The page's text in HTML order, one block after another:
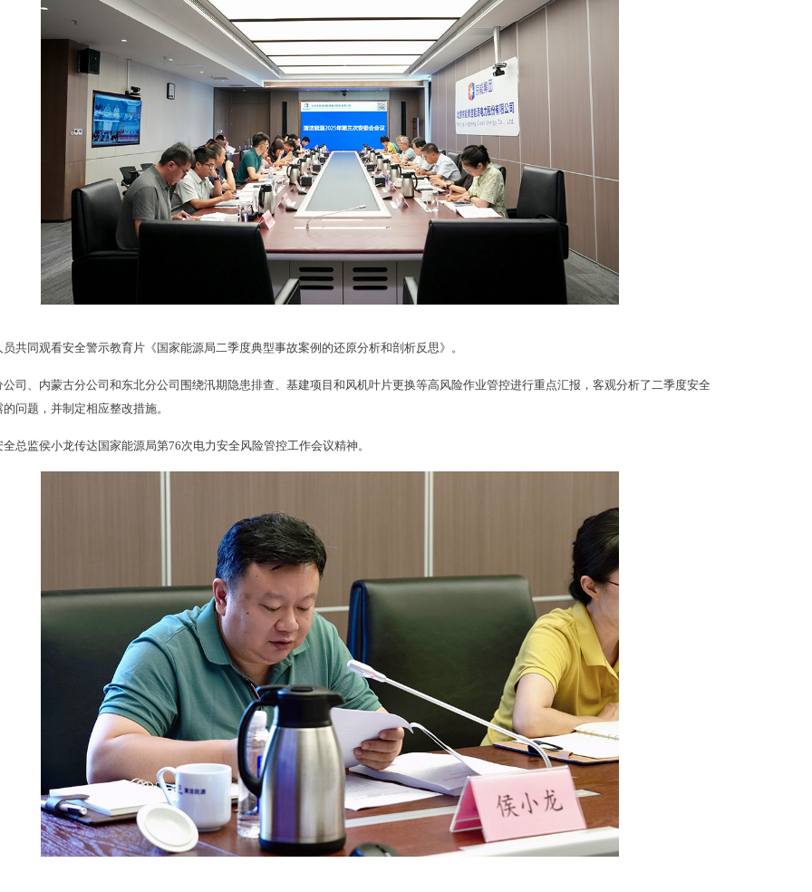
员共同观看安全警示教育片《国家能源局二季度典型事故案例的还原分析和剖析反思》。
公司、内蒙古分公司和东北分公司围绕汛期隐患排查、基建项目和风机叶片更换等高风险作业管控进行重点汇报，客观分析了二季度安全
问题，并制定相应整改措施。
全总监侯小龙传达国家能源局第76次电力安全风险管控工作会议精神。